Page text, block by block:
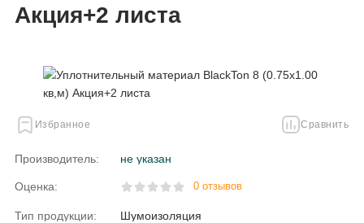
Акция+2 листа
Избранное Сравнить
Производитель: не указан
Оценка: 0 отзывов
Тип продукции: Шумоизоляция